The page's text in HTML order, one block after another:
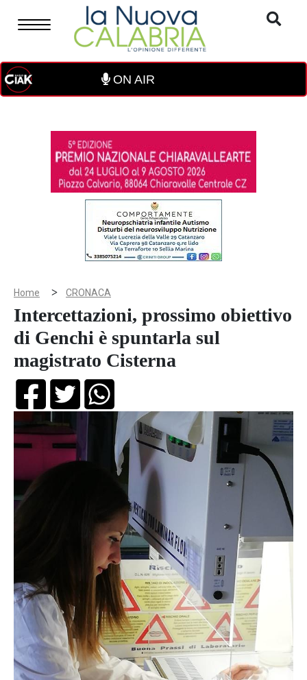
ON AIR
Home > CRONACA
Intercettazioni, prossimo obiettivo
di Genchi è spuntarla sul
magistrato Cisterna